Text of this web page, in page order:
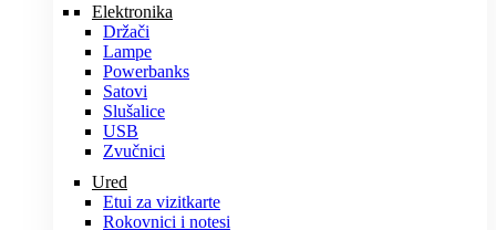
Elektronika
Držači
Lampe
Powerbanks
Satovi
Slušalice
USB
Zvučnici
Ured
Etui za vizitkarte
Rokovnici i notesi